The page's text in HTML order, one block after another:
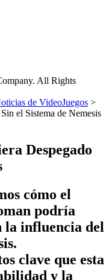
All Rights
de VideoJuegos >
el Sistema de Nemesis
Despegado
cómo el
podría
la influencia del
clave que esta
y la